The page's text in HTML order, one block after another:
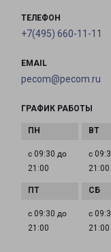
ТЕЛЕФОН
+7(495) 660-11-11
EMAIL
pecom@pecom.ru
ГРАФИК РАБОТЫ
с 09:30 до
21:00
с
21:00
с 09:30 до
21:00
с
21:00